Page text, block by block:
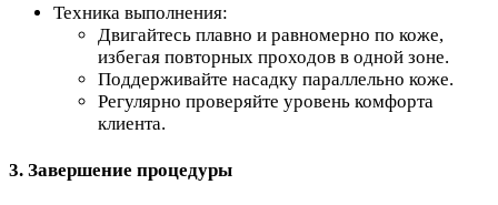
Техника выполнения:
Двигайтесь плавно и равномерно по коже,
избегая повторных проходов в одной зоне.
Поддерживайте насадку параллельно коже.
Регулярно проверяйте уровень комфорта
клиента.
3. Завершение процедуры